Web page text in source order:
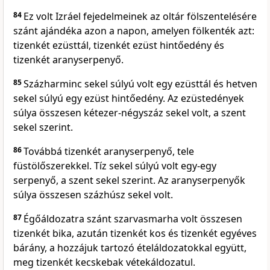
84 Ez volt Izráel fejedelmeinek az oltár fölszentelésére
szánt ajándéka azon a napon, amelyen fölkenték azt:
tizenkét ezüsttál, tizenkét ezüst hintőedény és
tizenkét aranyserpenyő.
85Százharminc sekel súlyú volt egy ezüsttál és hetven
sekel súlyú egy ezüst hintőedény. Az ezüstedények
súlya összesen kétezer-négyszáz sekel volt, a szent
sekel szerint.
86Továbbá tizenkét aranyserpenyő, tele
füstölőszerekkel. Tíz sekel súlyú volt egy-egy
serpenyő, a szent sekel szerint. Az aranyserpenyők
súlya összesen százhúsz sekel volt.
87 Égőáldozatra szánt szarvasmarha volt összesen
tizenkét bika, azután tizenkét kos és tizenkét egyéves
bárány, a hozzájuk tartozó ételáldozatokkal együtt,
meg tizenkét kecskebak vétekáldozatul.